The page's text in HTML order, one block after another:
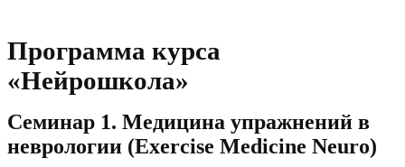
Программа курса
«Нейрошкола»
Семинар 1. Медицина упражнений в
неврологии (Exercise Medicine Neuro)